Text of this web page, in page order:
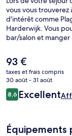
vous vous trouverez
d'intérêt comme
Harderwijk. Vous
bar/salon et
disent que du bien
Le
prix
actuel
est
de
93 €
taxes et frais compris
30 août - 31 août
Avis
voyageurs
8,68,6 sur 10
Excellent
Équipements